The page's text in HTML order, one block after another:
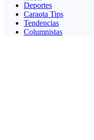
Deportes
Caraota Tips
Tendencias
Columnistas